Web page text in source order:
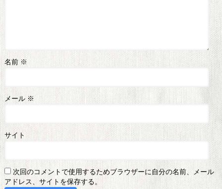
名前 ※
メール ※
サイト
次回のコメントで使用するためブラウザーに自分の名前、メール
アドレス、サイトを保存する。